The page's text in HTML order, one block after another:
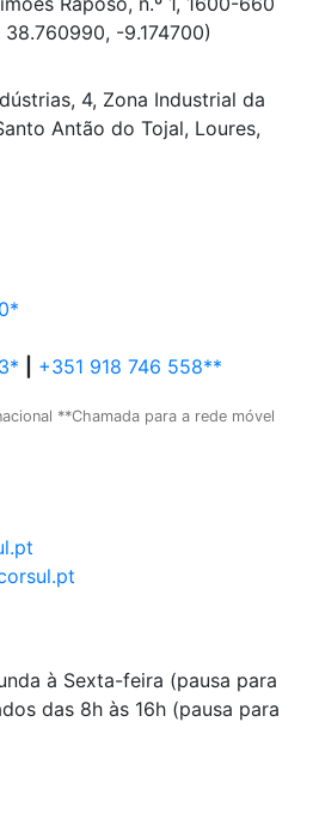
-9.174700)
4, Zona Industrial da
Antão do Tojal, Loures,
+351 918 746 558**
**Chamada para a rede móvel
à Sexta-feira (pausa para
das 8h às 16h (pausa para